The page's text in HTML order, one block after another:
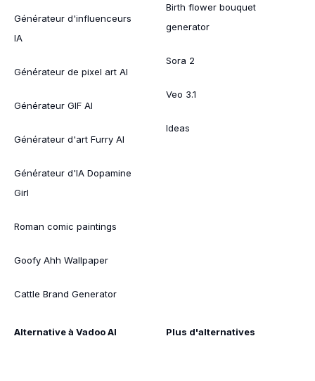
Générateur d'influenceurs
IA
Générateur de pixel art AI
Générateur GIF AI
Générateur d'art Furry AI
Générateur d'IA Dopamine
Girl
Roman comic paintings
Goofy Ahh Wallpaper
Cattle Brand Generator
Birth flower bouquet
generator
Sora 2
Veo 3.1
Ideas
Alternative à Vadoo AI Plus d'alternatives